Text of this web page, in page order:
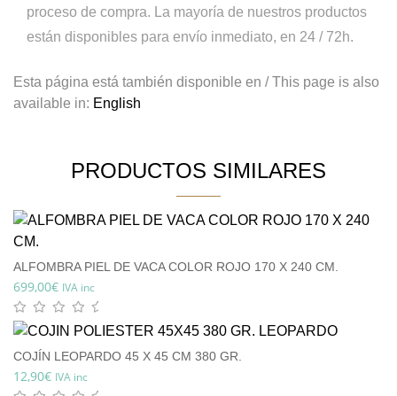
proceso de compra. La mayoría de nuestros productos
están disponibles para envío inmediato, en 24 / 72h.
Esta página está también disponible en / This page is also
available in: English
PRODUCTOS SIMILARES
ALFOMBRA PIEL DE VACA COLOR ROJO 170 X 240 CM.
699,00€ IVA inc
COJÍN LEOPARDO 45 X 45 CM 380 GR.
12,90€ IVA inc